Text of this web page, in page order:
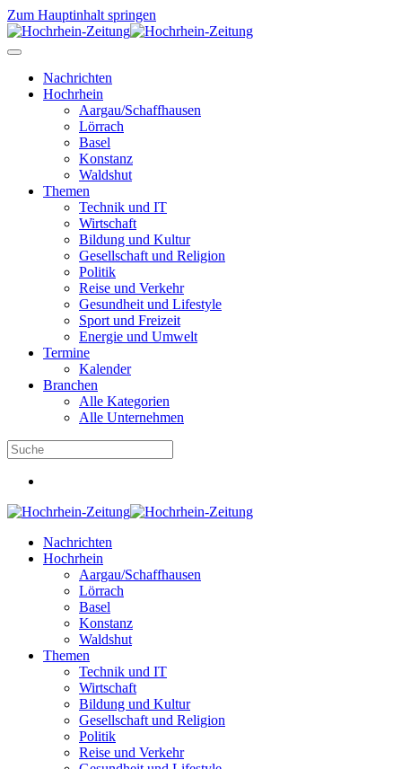
Zum Hauptinhalt springen
Nachrichten
Hochrhein
Aargau/Schaffhausen
Lörrach
Basel
Konstanz
Waldshut
Themen
Technik und IT
Wirtschaft
Bildung und Kultur
Gesellschaft und Religion
Politik
Reise und Verkehr
Gesundheit und Lifestyle
Sport und Freizeit
Energie und Umwelt
Termine
Kalender
Branchen
Alle Kategorien
Alle Unternehmen
Nachrichten
Hochrhein
Aargau/Schaffhausen
Lörrach
Basel
Konstanz
Waldshut
Themen
Technik und IT
Wirtschaft
Bildung und Kultur
Gesellschaft und Religion
Politik
Reise und Verkehr